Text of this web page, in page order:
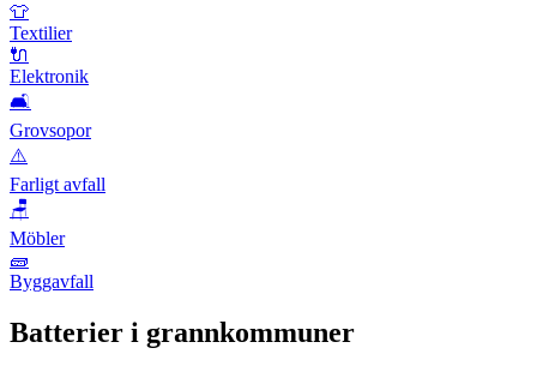
👕
Textilier
🔌
Elektronik
🛋️
Grovsopor
⚠️
Farligt avfall
🪑
Möbler
🧱
Byggavfall
Batterier i grannkommuner